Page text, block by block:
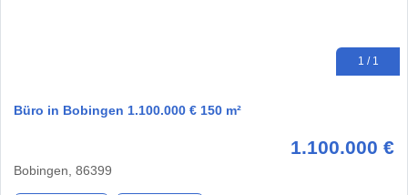
1 / 1
Büro in Bobingen 1.100.000 € 150 m²
1.100.000 €
Bobingen, 86399